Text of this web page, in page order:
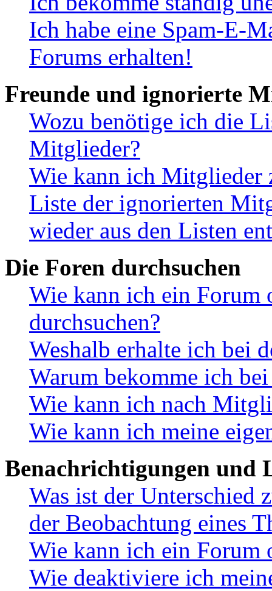
Ich habe eine Spam-E-
Forums erhalten!
Freunde und ignorierte
Wozu benötige ich die
Mitglieder?
Wie kann ich Mitglieder
Liste der ignorierten
wieder aus den Listen
Die Foren durchsuchen
Wie kann ich ein Forum
durchsuchen?
Weshalb erhalte ich bei
Warum bekomme ich
Wie kann ich nach
Wie kann ich meine
Benachrichtigungen und
Was ist der Unterschied
der Beobachtung eines
Wie kann ich ein Forum
Wie deaktiviere ich